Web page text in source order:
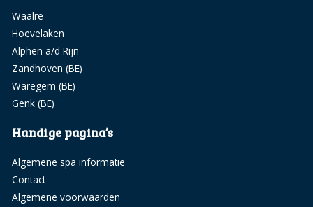
Waalre
Hoevelaken
Alphen a/d Rijn
Zandhoven (BE)
Waregem (BE)
Genk (BE)
Handige pagina’s
Algemene spa informatie
Contact
Algemene voorwaarden